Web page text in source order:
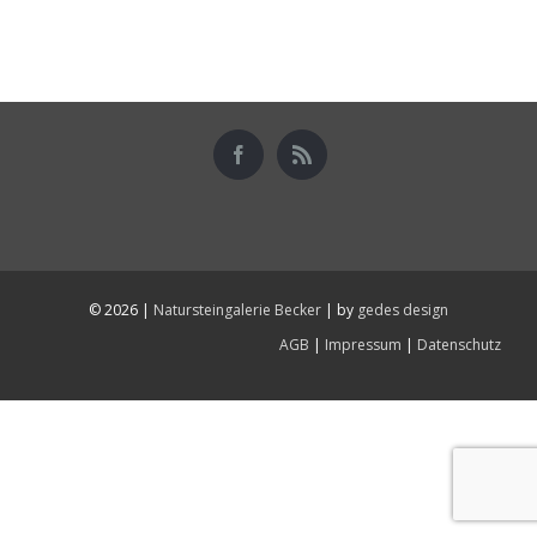
©2026 | Natursteingalerie Becker | by gedes design
AGB | Impressum | Datenschutz